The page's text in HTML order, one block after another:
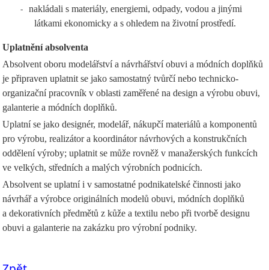
-
nakládali s materiály, energiemi, odpady, vodou a jinými
látkami ekonomicky a s ohledem na životní prostředí.
Uplatnění absolventa
Absolvent oboru modelářství a návrhářství obuvi a módních doplňků
je připraven uplatnit se jako samostatný tvůrčí nebo technicko-
organizační pracovník v oblasti zaměřené na design a výrobu obuvi,
galanterie a módních doplňků.
Uplatní se jako designér, modelář, nákupčí materiálů a komponentů
pro výrobu, realizátor a koordinátor návrhových a konstrukčních
oddělení výroby; uplatnit se může rovněž v manažerských funkcích
ve velkých, středních a malých výrobních podnicích.
Absolvent se uplatní i v samostatné podnikatelské činnosti jako
návrhář a výrobce originálních modelů obuvi, módních doplňků
a dekorativních předmětů z kůže a textilu nebo při tvorbě designu
obuvi a galanterie na zakázku pro výrobní podniky.